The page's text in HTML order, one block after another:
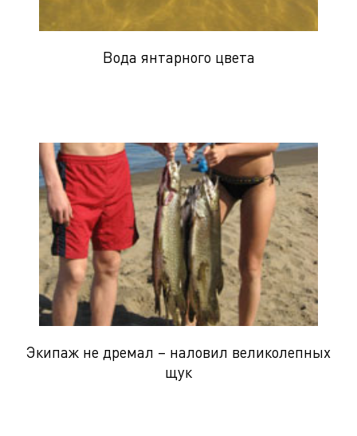
Вода янтарного цвета
Экипаж не дремал – наловил великолепных
щук